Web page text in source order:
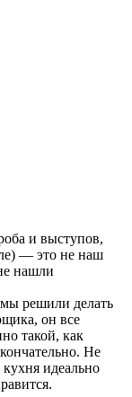
и выступов,
— это не наш
нашли
решили делать
он все
такой, как
Не
идеально